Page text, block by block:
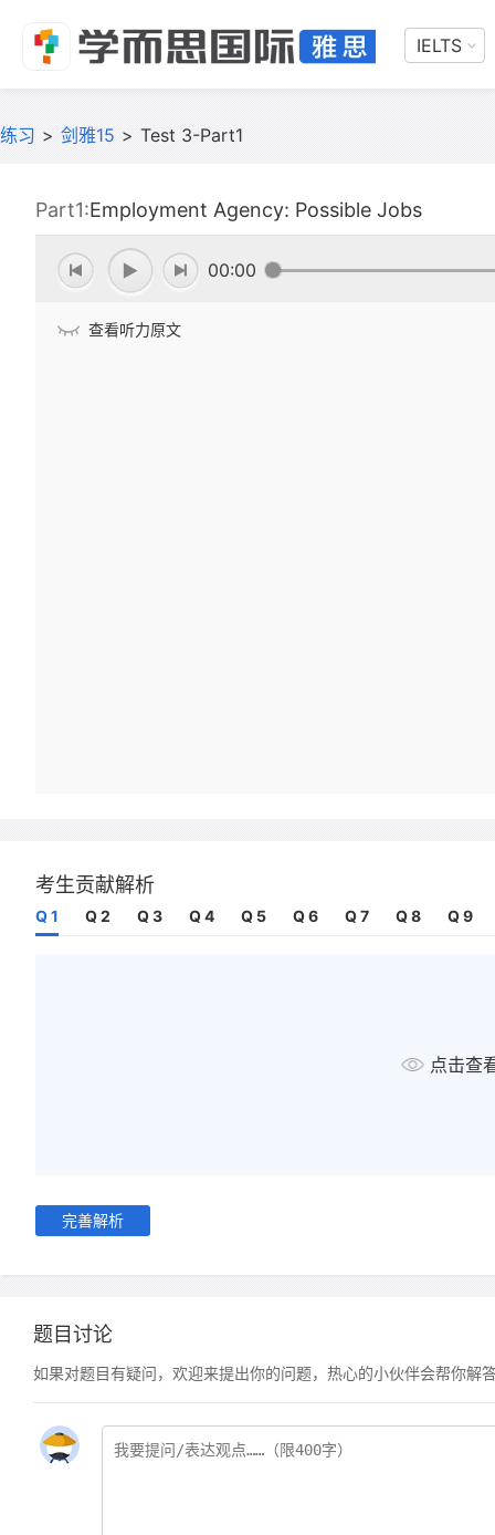
IELTS
练习 > 剑雅15 > Test 3-Part1
Part1:Employment Agency: Possible Jobs
00:00
查看听力原文
考生贡献解析
Q 1 Q 2 Q 3 Q 4 Q 5 Q 6 Q 7 Q 8 Q 9
点击查
完善解析
题目讨论
如果对题目有疑问，欢迎来提出你的问题，热心的小伙伴会帮你解